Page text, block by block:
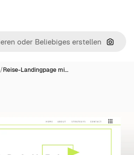
Nach
/Reise-Landingpage mi…